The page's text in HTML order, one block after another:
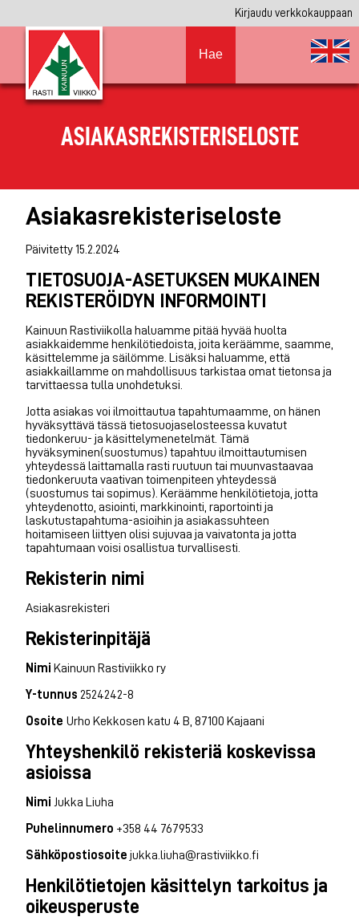
Kirjaudu verkkokauppaan
Hae
ASIAKASREKISTERISELOSTE
Asiakasrekisteriseloste
Päivitetty 15.2.2024
TIETOSUOJA-ASETUKSEN MUKAINEN
REKISTERÖIDYN INFORMOINTI
Kainuun Rastiviikolla haluamme pitää hyvää huolta
asiakkaidemme henkilötiedoista, joita keräämme, saamme,
käsittelemme ja säilömme. Lisäksi haluamme, että
asiakkaillamme on mahdollisuus tarkistaa omat tietonsa ja
tarvittaessa tulla unohdetuksi.
Jotta asiakas voi ilmoittautua tapahtumaamme, on hänen
hyväksyttävä tässä tietosuojaselosteessa kuvatut
tiedonkeruu- ja käsittelymenetelmät. Tämä
hyväksyminen(suostumus) tapahtuu ilmoittautumisen
yhteydessä laittamalla rasti ruutuun tai muunvastaavaa
tiedonkeruuta vaativan toimenpiteen yhteydessä
(suostumus tai sopimus). Keräämme henkilötietoja, jotta
yhteydenotto, asiointi, markkinointi, raportointi ja
laskutustapahtuma-asioihin ja asiakassuhteen
hoitamiseen liittyen olisi sujuvaa ja vaivatonta ja jotta
tapahtumaan voisi osallistua turvallisesti.
Rekisterin nimi
Asiakasrekisteri
Rekisterinpitäjä
Nimi Kainuun Rastiviikko ry
Y-tunnus 2524242-8
Osoite Urho Kekkosen katu 4 B, 87100 Kajaani
Yhteyshenkilö rekisteriä koskevissa
asioissa
Nimi Jukka Liuha
Puhelinnumero +358 44 7679533
Sähköpostiosoite jukka.liuha@rastiviikko.fi
Henkilötietojen käsittelyn tarkoitus ja
oikeusperuste